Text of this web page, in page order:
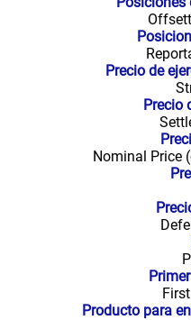
Precio de
Precio
Nominal Price
Producto para